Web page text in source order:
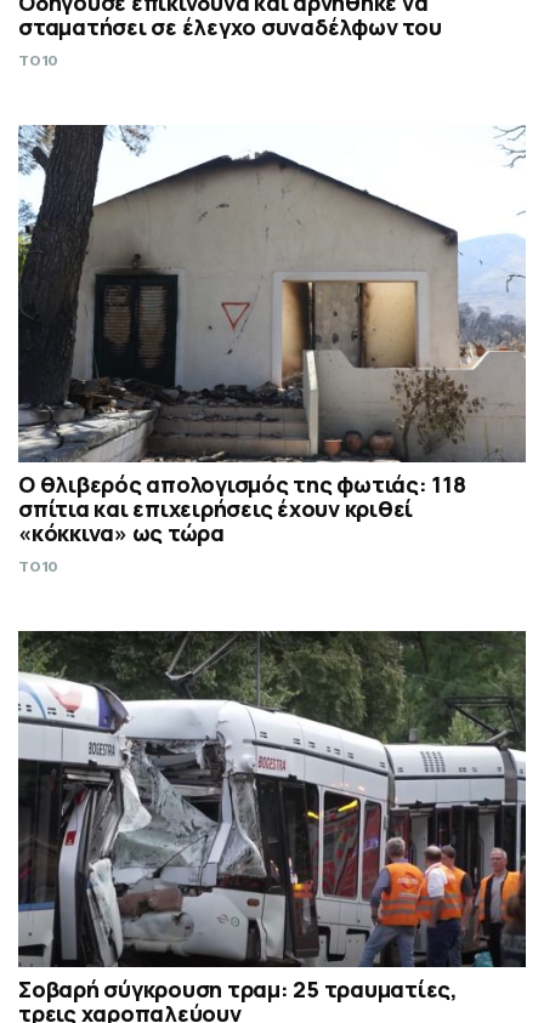
σταματήσει σε έλεγχο συναδέλφων του
TO10
Ο θλιβερός απολογισμός της φωτιάς: 118
σπίτια και επιχειρήσεις έχουν κριθεί
«κόκκινα» ως τώρα
TO10
Σοβαρή σύγκρουση τραμ: 25 τραυματίες,
τρεις χαροπαλεύουν